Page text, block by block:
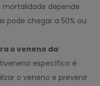
mortalidade depende
pode chegar a 50% ou
o veneno da
específico é
o veneno e prevenir